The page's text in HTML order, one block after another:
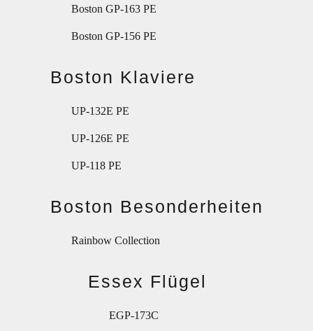
Boston GP-163 PE
Boston GP-156 PE
Boston Klaviere
UP-132E PE
UP-126E PE
UP-118 PE
Boston Besonderheiten
Rainbow Collection
Essex Flügel
EGP-173C